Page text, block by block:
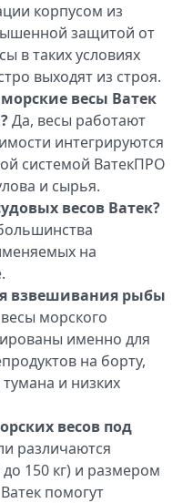
корпусом из
защитой от
в таких условиях
выходят из строя.
весы Ватек
Да, весы работают
интегрируются
системой ВатекПРО
и сырья.
весов Ватек?
на
взвешивания рыбы
морского
именно для
на борту,
и низких
весов под
различаются
150 кг) и размером
помогут